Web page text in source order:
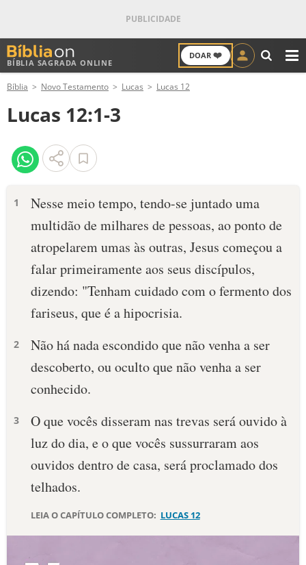
BÍBLIA SAGRADA ONLINE
DOAR ❤️
ANTIGO TESTAMENTO
NOVO TESTAMENTO
VERSÍCULOS
PALAVRA DO DIA
SALMO DO DIA
DEVOCIONAL DIÁRIO
ESTUDOS BÍBLICOS
TEMAS
PERGUNTE À BÍBLIA IA
TERMO BÍBLICO
Bíblia Novo Testamento Lucas Lucas 12
Lucas 12:1-3
1
Nesse meio tempo, tendo-se juntado uma
multidão de milhares de pessoas, ao ponto de
atropelarem umas às outras, Jesus começou a
falar primeiramente aos seus discípulos,
dizendo: "Tenham cuidado com o fermento dos
fariseus, que é a hipocrisia.
2
Não há nada escondido que não venha a ser
descoberto, ou oculto que não venha a ser
conhecido.
3
O que vocês disseram nas trevas será ouvido à
luz do dia, e o que vocês sussurraram aos
ouvidos dentro de casa, será proclamado dos
telhados.
LEIA O CAPÍTULO COMPLETO: LUCAS 12